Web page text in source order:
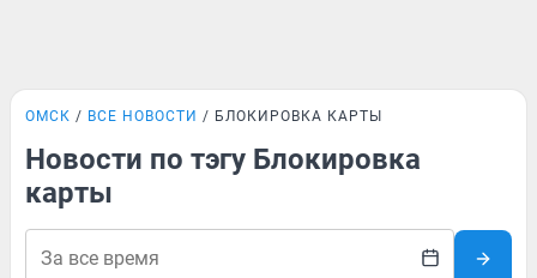
ОМСК ВСЕ НОВОСТИ БЛОКИРОВКА КАРТЫ
Новости по тэгу Блокировка
карты